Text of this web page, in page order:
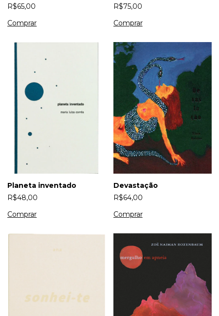
R$65,00
R$75,00
Planeta inventado
R$48,00
Devastação
R$64,00